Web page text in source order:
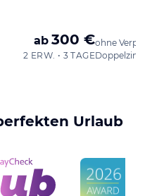
ab 300 €
2 ERW. • 3 TAGE
ohne
Doppelzimmer
Urlaub